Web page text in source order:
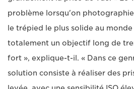
problème lorsqu'on photographie
le trépied le plus solide au
totalement un objectif long de
fort », explique-t-il. « Dans ce
solution consiste à réaliser des